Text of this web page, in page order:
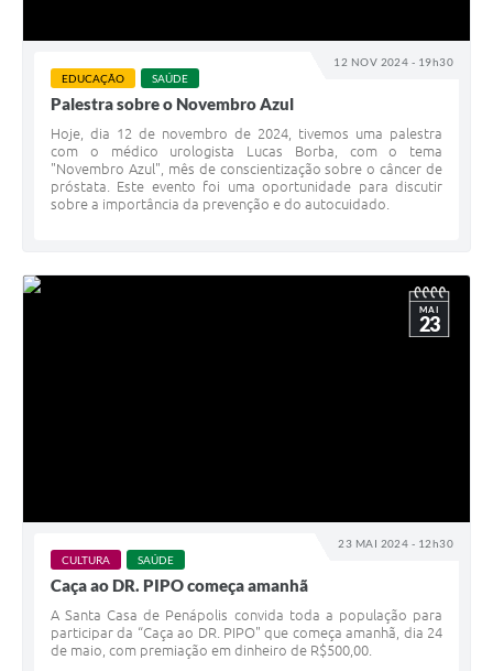
12 NOV 2024 - 19h30
EDUCAÇÃO
SAÚDE
Palestra sobre o Novembro Azul
Hoje, dia 12 de novembro de 2024, tivemos uma palestra
com o médico urologista Lucas Borba, com o tema
"Novembro Azul", mês de conscientização sobre o câncer de
próstata. Este evento foi uma oportunidade para discutir
sobre a importância da prevenção e do autocuidado.
23 MAI 2024 - 12h30
MAI
23
CULTURA SAÚDE
Caça ao DR. PIPO começa amanhã
A Santa Casa de Penápolis convida toda a população para
participar da “Caça ao DR. PIPO" que começa amanhã, dia 24
de maio, com premiação em dinheiro de R$500,00.